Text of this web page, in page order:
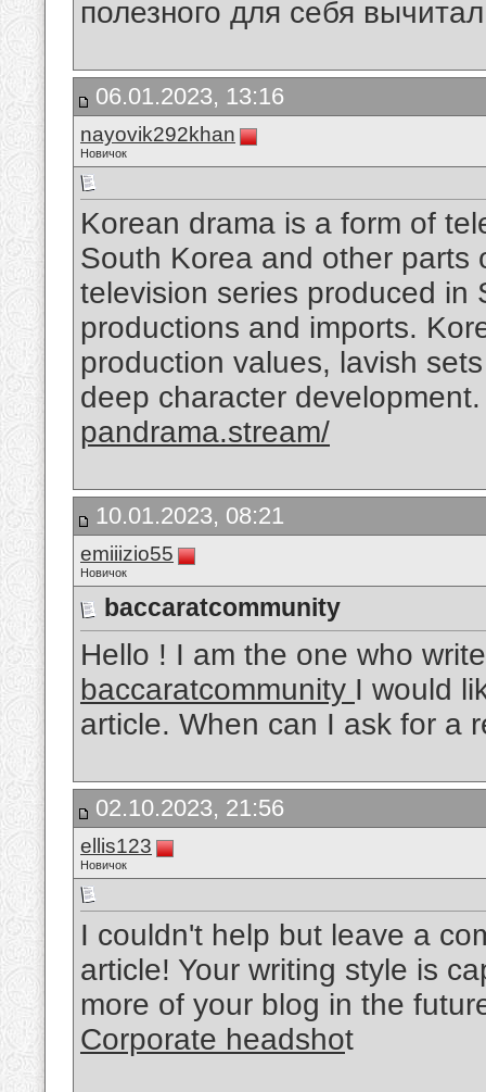
полезного для себя вычитал
06.01.2023, 13:16
nayovik292khan
Новичок
Korean drama is a form of
South Korea and other parts
television series produced in
productions and imports.
production values, lavish
deep character development.
pandrama.stream/
10.01.2023, 08:21
emiiizio55
Новичок
baccaratcommunity
Hello ! I am the one who
baccaratcommunity I would
article. When can I ask for a
02.10.2023, 21:56
ellis123
Новичок
I couldn't help but leave a
article! Your writing style is
more of your blog in the
Corporate headshot